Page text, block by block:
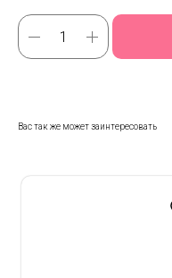
Вас так же может заинтересовать